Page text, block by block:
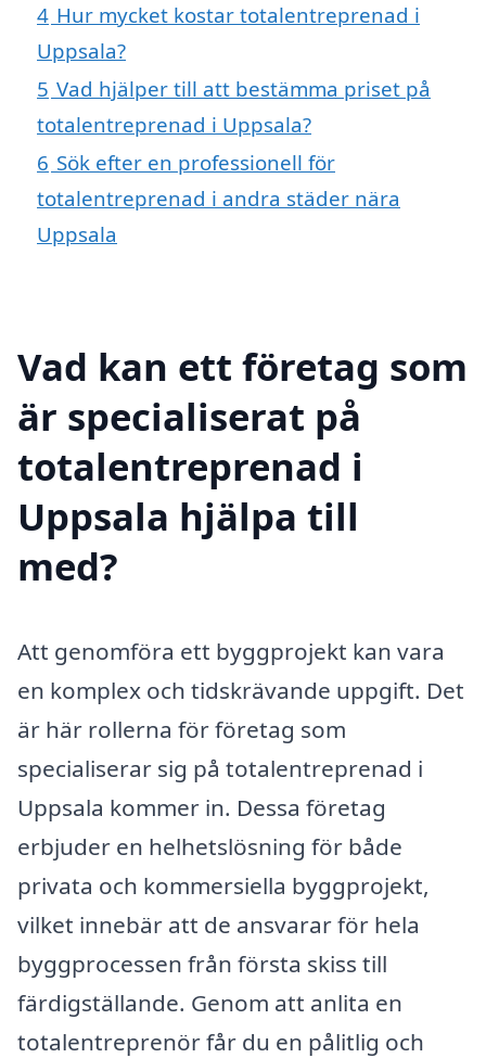
4 Hur mycket kostar totalentreprenad i
Uppsala?
5 Vad hjälper till att bestämma priset på
totalentreprenad i Uppsala?
6 Sök efter en professionell för
totalentreprenad i andra städer nära
Uppsala
Vad kan ett företag som
är specialiserat på
totalentreprenad i
Uppsala hjälpa till
med?
Att genomföra ett byggprojekt kan vara
en komplex och tidskrävande uppgift. Det
är här rollerna för företag som
specialiserar sig på totalentreprenad i
Uppsala kommer in. Dessa företag
erbjuder en helhetslösning för både
privata och kommersiella byggprojekt,
vilket innebär att de ansvarar för hela
byggprocessen från första skiss till
färdigställande. Genom att anlita en
totalentreprenör får du en pålitlig och